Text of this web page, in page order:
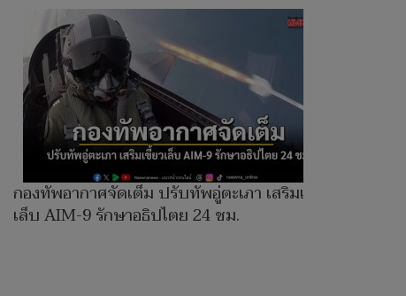
กองทัพอากาศจัดเต็ม ปรับทัพอู่ตะเภา เสริมเขี้ยว
เล็บ AIM-9 รักษาอธิปไตย 24 ชม.